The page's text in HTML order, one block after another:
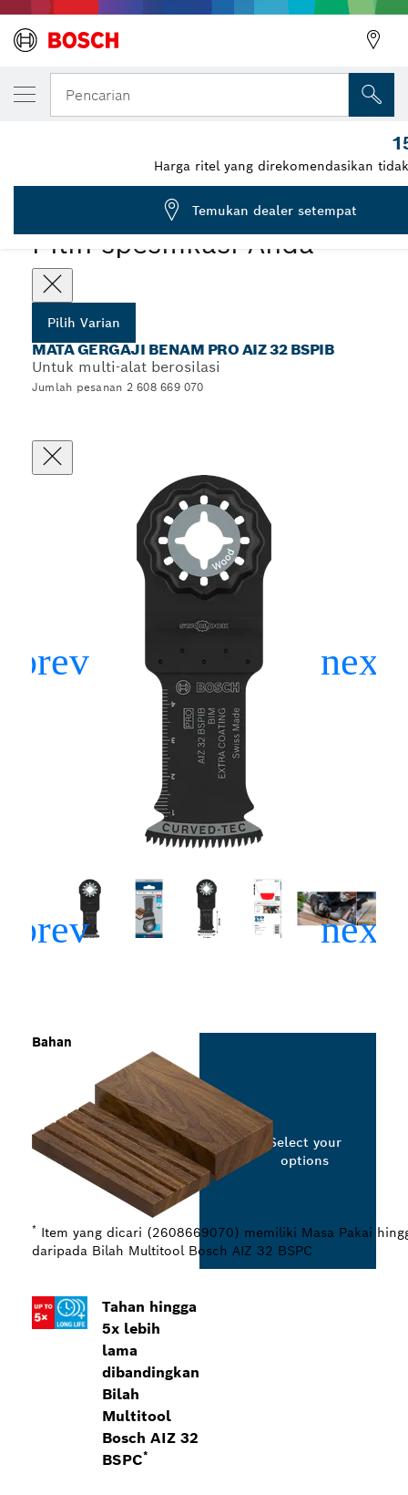
Pencarian
Pilih spesifikasi Anda
Pilih Varian
MATA GERGAJI BENAM PRO AIZ 32 BSPIB
Untuk multi-alat berosilasi
Jumlah pesanan 2 608 669 070
Tahan hingga
5x lebih
lama
dibandingkan
Bilah
Multitool
Bosch AIZ 32
BSPC*
Bahan
* Item yang dicari (2608669070) memiliki Masa Pakai
daripada Bilah Multitool Bosch AIZ 32 BSPC
Select your
options
VARIAN PILIHAN ANDA
Bilah Multitool PRO AIZ 32 BSPIB, 32 x 50
2 608 669 070
Harga ritel yang direkomendasikan
Temukan dealer setempat